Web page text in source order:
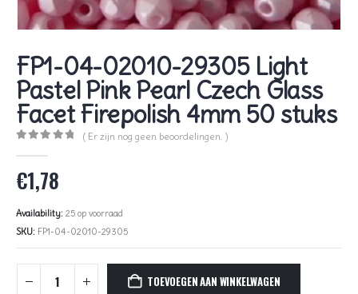
FP1-04-02010-29305 Light
Pastel Pink Pearl Czech Glass
Facet Firepolish 4mm 50 stuks
( Er zijn nog geen beoordelingen. )
€1,78
Availability: 25 op voorraad
SKU: FP1-04-02010-29305
TOEVOEGEN AAN WINKELWAGEN